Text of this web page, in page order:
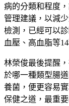
病的分類和程度
管理建議，以減
檢測，已經可以
血壓、高血脂等
林榮俊最後提醒
於哪一種類型腸
養菌，便更容易
保健之道，最重